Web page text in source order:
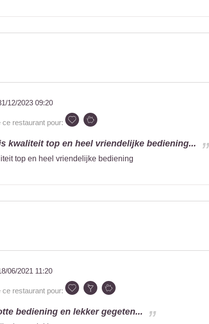
12/2023 09:20
restaurant pour:
kwaliteit top en heel vriendelijke bediening...
top en heel vriendelijke bediening
06/2021 11:20
restaurant pour:
bediening en lekker gegeten...